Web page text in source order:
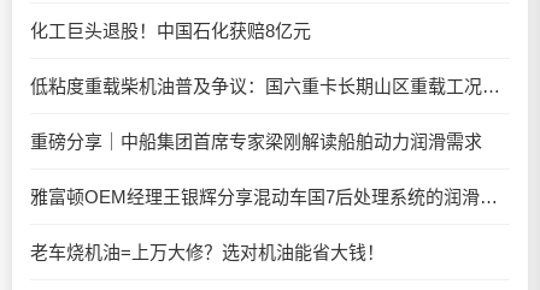
化工巨头退股！中国石化获赔8亿元
低粘度重载柴机油普及争议：国六重卡长期山区重载工况是否适合0W-20柴油机油？
重磅分享｜中船集团首席专家梁刚解读船舶动力润滑需求
雅富顿OEM经理王银辉分享混动车国7后处理系统的润滑油要求
老车烧机油=上万大修？选对机油能省大钱！